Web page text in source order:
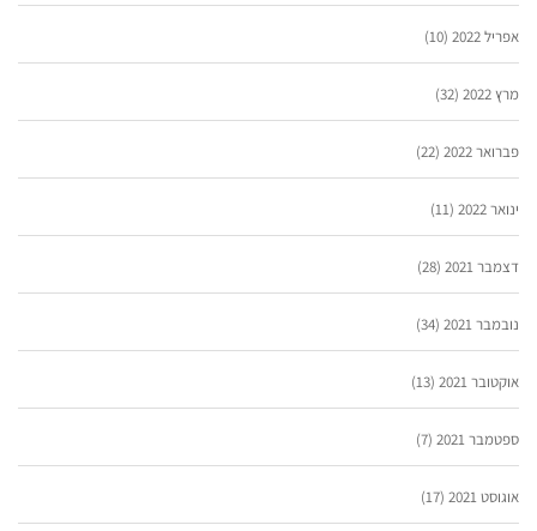
אפריל 2022 (10)
מרץ 2022 (32)
פברואר 2022 (22)
ינואר 2022 (11)
דצמבר 2021 (28)
נובמבר 2021 (34)
אוקטובר 2021 (13)
ספטמבר 2021 (7)
אוגוסט 2021 (17)